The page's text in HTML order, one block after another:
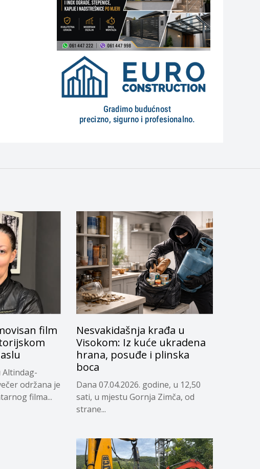
film
održana je
filma...
Nesvakidašnja krađa u
Visokom: Iz kuće ukradena
hrana, posuđe i plinska
boca
Dana 07.04.2026. godine, u 12,50
sati, u mjestu Gornja Zimča, od
strane...